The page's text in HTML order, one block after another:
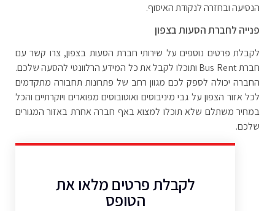
הנסיעה ובחזרה לנקודת האיסוף.
פנייה לחברת הסעות בצפון
לקבלת פרטים נוספים על שירותי חברת הסעות בצפון, צרו קשר עם
חברתBus Rent ותוכלו לקבל את כל המידע הרלוונטי להסעה שלכם.
החברה יכולה לספק לכם מגוון רחב של פתרונות תחבורה מתקדמים
לכל אזור הצפון על גבי מיניבוסים ואוטובוסים מפוארים ויוקרתיים והכל
במחיר משתלם שלא תוכלו למצוא באף חברה אחרת באזור המגורים
שלכם.
לקבלת פרטים מלאו את
הטופס